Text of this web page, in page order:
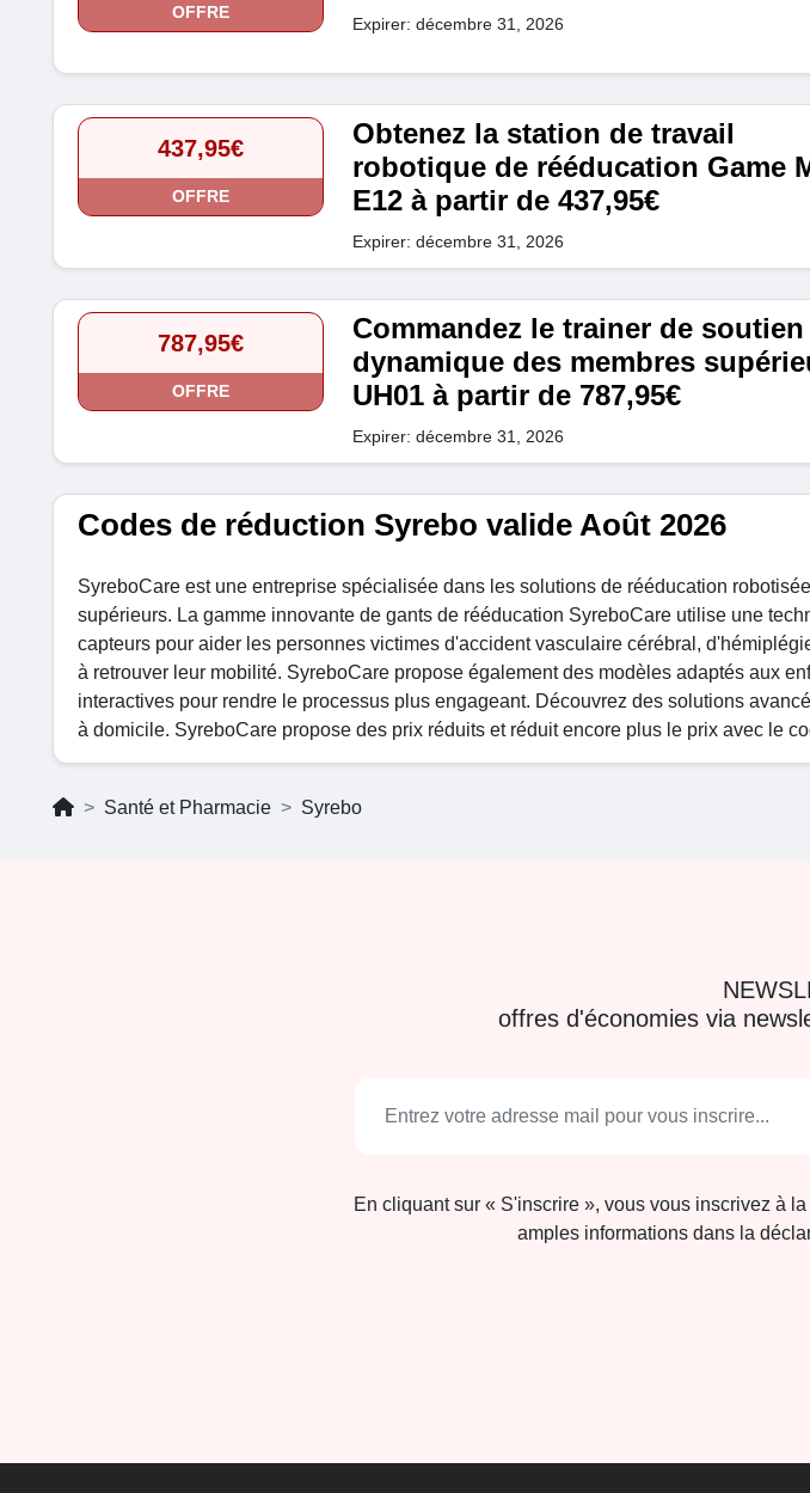
OFFRE
Expirer: décembre 31, 2026
437,95€
OFFRE
Obtenez la station de travail
robotique de rééducation Game
E12 à partir de 437,95€
Expirer: décembre 31, 2026
787,95€
OFFRE
Commandez le trainer de soutien
dynamique des membres
UH01 à partir de 787,95€
Expirer: décembre 31, 2026
Codes de réduction Syrebo valide Août 2026
SyreboCare est une entreprise spécialisée dans les solutions de rééducation
supérieurs. La gamme innovante de gants de rééducation SyreboCare utilise une
capteurs pour aider les personnes victimes d'accident vasculaire cérébral,
à retrouver leur mobilité. SyreboCare propose également des modèles adaptés aux
interactives pour rendre le processus plus engageant. Découvrez des solutions
à domicile. SyreboCare propose des prix réduits et réduit encore plus le prix avec le
Santé et Pharmacie Syrebo
offres d'économies via
En cliquant sur « S'inscrire », vous vous inscrivez à
amples informations dans la